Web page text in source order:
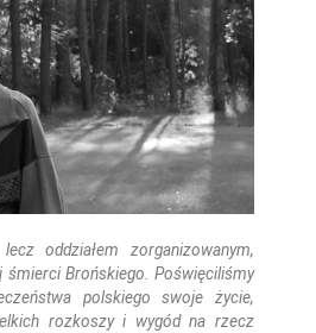
oddziałem zorganizowanym,
śmierci Brońskiego. Poświęciliśmy
polskiego swoje życie,
rozkoszy i wygód na rzecz